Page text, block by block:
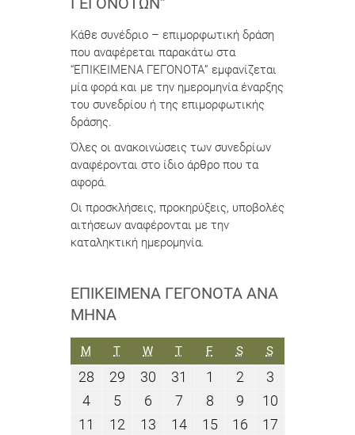
Κάθε συνέδριο – επιμορφωτική δράση
που αναφέρεται παρακάτω στα
“ΕΠΙΚΕΙΜΕΝΑ ΓΕΓΟΝΟΤΑ” εμφανίζεται
μία φορά και με την ημερομηνία έναρξης
του συνεδρίου ή της επιμορφωτικής
δράσης.
Όλες οι ανακοινώσεις των συνεδρίων
αναφέρονται στο ίδιο άρθρο που τα
αφορά.
Οι προσκλήσεις, προκηρύξεις, υποβολές
αιτήσεων αναφέρονται με την
καταληκτική ημερομηνία.
ΕΠΙΚΕΊΜΕΝΑ ΓΕΓΟΝΌΤΑ ΑΝΆ
ΜΉΝΑ
M ΔΕΥΤΈΡΑ
TΤΡΊΤΗ
WΤΕΤΆΡΤΗ
TΠΈΜΠΤΗ
FΠΑΡΑΣΚΕΥΉ
SΣΆΒΒΑΤΟ
SΚΥΡΙΑΚΉ
28
Δεκεμβρίου
2020
29
Δεκεμβρίου
2020
30
Δεκεμβρίου
2020
31
Δεκεμβρίου
2020
1
Ιανουαρίου
2021
22
Ιανουαρίου
2021
33
Ιανουαρίου
2021
44
Ιανουαρίου
55
Ιανουαρίου
6
Ιανουαρίου
7
Ιανουαρίου
88
Ιανουαρίου
99
Ιανουαρίου
1010
Ιανουαρίου
11 12 13 1414 1515 1616 1717